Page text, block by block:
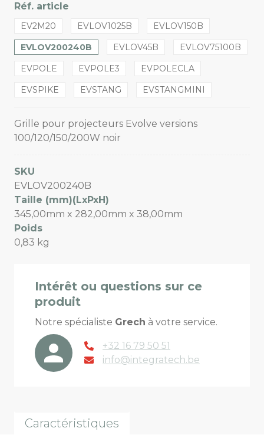
Réf. article
EV2M20 EVLOV1025B
EVLOV150B
EVLOV200240B
EVLOV45B
EVLOV75100B
EVPOLE
EVPOLE3
EVPOLECLA
EVSPIKE
EVSTANG EVSTANGMINI
Grille pour projecteurs Evolve versions
100/120/150/200W noir
SKU
EVLOV200240B
Taille (mm)(LxPxH)
345,00mm x 282,00mm x 38,00mm
Poids
0,83 kg
Intérêt ou questions sur ce
produit
Notre spécialiste Grech à votre service.
+32 16 79 50 51
info@integratech.be
Caractéristiques